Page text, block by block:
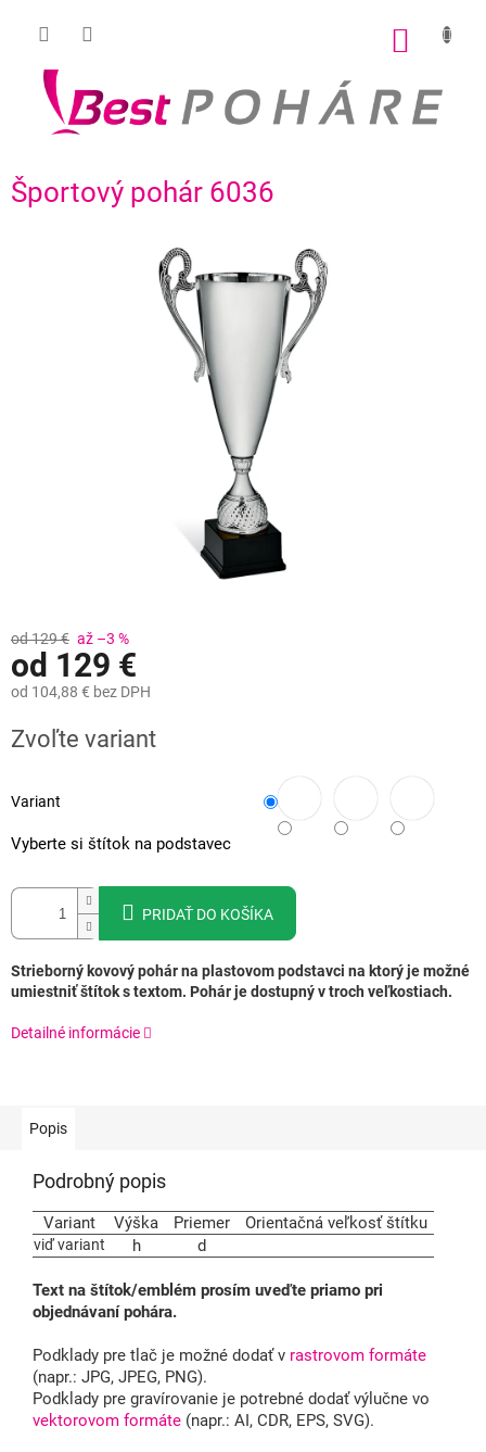
Športový pohár 6036
od 129 € až –3 %
od 129 €
od 104,88 € bez DPH
cena:
Zvoľte variant
Variant
Vyberte si štítok na podstavec
PRIDAŤ DO KOŠÍKA
Strieborný kovový pohár na plastovom podstavci na ktorý je možné
umiestniť štítok s textom. Pohár je dostupný v troch veľkostiach.
Detailné informácie
Popis
Podrobný popis
Variant Výška Priemer Orientačná veľkosť štítku
viď variant h d
Text na štítok/emblém prosím uveďte priamo pri
objednávaní pohára.
Podklady pre tlač je možné dodať v rastrovom formáte
(napr.: JPG, JPEG, PNG).
Podklady pre gravírovanie je potrebné dodať výlučne vo
vektorovom formáte (napr.: AI, CDR, EPS, SVG).